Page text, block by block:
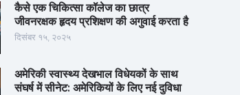
कैसे एक चिकित्सा कॉलेज का छात्र
जीवनरक्षक हृदय प्रशिक्षण की अगुवाई करता है
दिसंबर १५, २०२५
अमेरिकी स्वास्थ्य देखभाल विधेयकों के साथ
संघर्ष में सीनेट: अमेरिकियों के लिए नई दुविधा